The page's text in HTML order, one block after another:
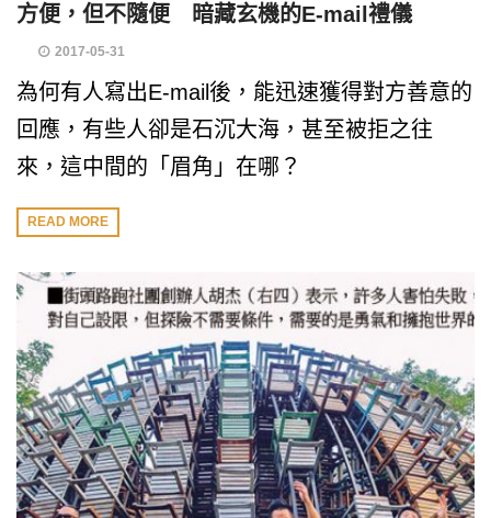
方便，但不隨便 暗藏玄機的E-mail禮儀
2017-05-31
為何有人寫出E-mail後，能迅速獲得對方善意的
回應，有些人卻是石沉大海，甚至被拒之往
來，這中間的「眉角」在哪？
READ MORE